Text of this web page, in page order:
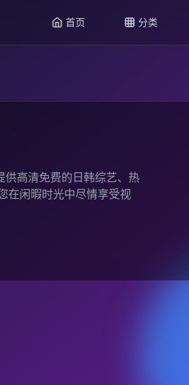
首页 分类
供高清免费的日韩综艺、热
在闲暇时光中尽情享受视